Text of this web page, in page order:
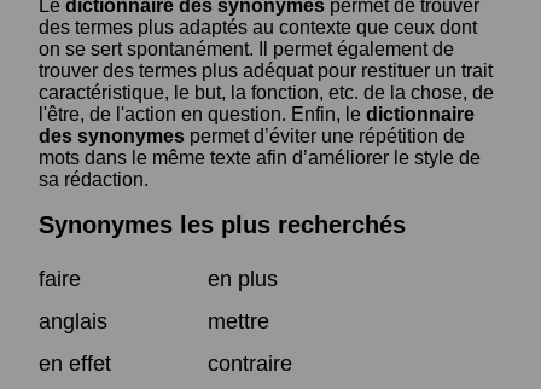
Le dictionnaire des synonymes permet de trouver
des termes plus adaptés au contexte que ceux dont
on se sert spontanément. Il permet également de
trouver des termes plus adéquat pour restituer un trait
caractéristique, le but, la fonction, etc. de la chose, de
l'être, de l'action en question. Enfin, le dictionnaire
des synonymes permet d’éviter une répétition de
mots dans le même texte afin d’améliorer le style de
sa rédaction.
Synonymes les plus recherchés
faire
en plus
anglais
mettre
en effet
contraire